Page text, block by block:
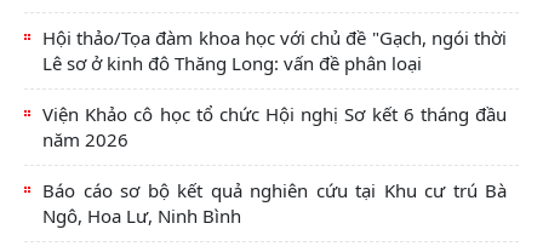
Hội thảo/Tọa đàm khoa học với chủ đề "Gạch, ngói thời
Lê sơ ở kinh đô Thăng Long: vấn đề phân loại
Viện Khảo cô học tổ chức Hội nghị Sơ kết 6 tháng đầu
năm 2026
Báo cáo sơ bộ kết quả nghiên cứu tại Khu cư trú Bà
Ngô, Hoa Lư, Ninh Bình